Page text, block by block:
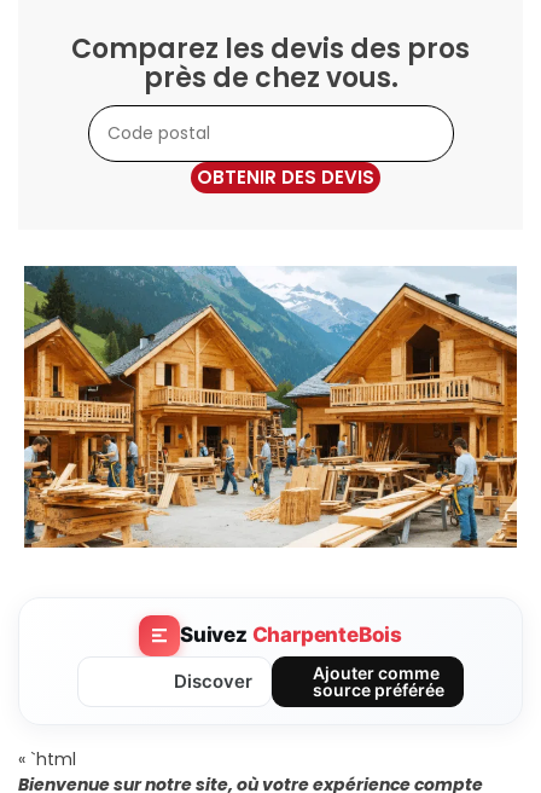
Comparez les devis des pros
près de chez vous.
OBTENIR DES DEVIS
Suivez CharpenteBois
Discover
Ajouter comme
source préférée
« `html
Bienvenue sur notre site, où votre expérience compte